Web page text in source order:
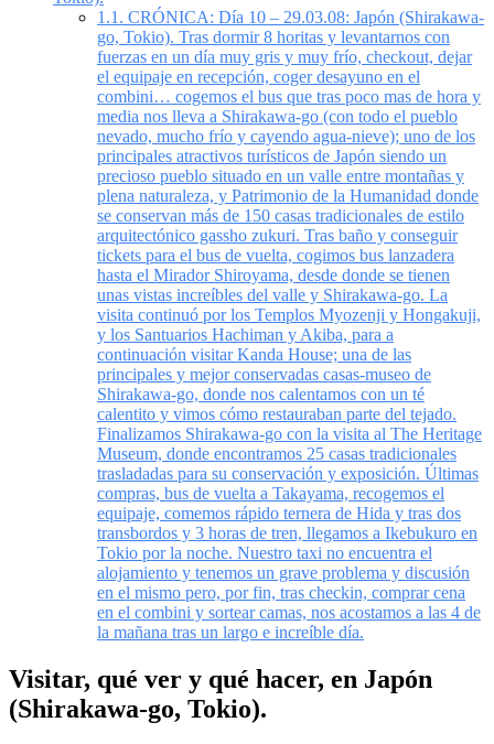
1.1. CRÓNICA: Día 10 – 29.03.08: Japón (Shirakawa-
go, Tokio). Tras dormir 8 horitas y levantarnos con
fuerzas en un día muy gris y muy frío, checkout, dejar
el equipaje en recepción, coger desayuno en el
combini… cogemos el bus que tras poco mas de hora y
media nos lleva a Shirakawa-go (con todo el pueblo
nevado, mucho frío y cayendo agua-nieve); uno de los
principales atractivos turísticos de Japón siendo un
precioso pueblo situado en un valle entre montañas y
plena naturaleza, y Patrimonio de la Humanidad donde
se conservan más de 150 casas tradicionales de estilo
arquitectónico gassho zukuri. Tras baño y conseguir
tickets para el bus de vuelta, cogimos bus lanzadera
hasta el Mirador Shiroyama, desde donde se tienen
unas vistas increíbles del valle y Shirakawa-go. La
visita continuó por los Templos Myozenji y Hongakuji,
y los Santuarios Hachiman y Akiba, para a
continuación visitar Kanda House; una de las
principales y mejor conservadas casas-museo de
Shirakawa-go, donde nos calentamos con un té
calentito y vimos cómo restauraban parte del tejado.
Finalizamos Shirakawa-go con la visita al The Heritage
Museum, donde encontramos 25 casas tradicionales
trasladadas para su conservación y exposición. Últimas
compras, bus de vuelta a Takayama, recogemos el
equipaje, comemos rápido ternera de Hida y tras dos
transbordos y 3 horas de tren, llegamos a Ikebukuro en
Tokio por la noche. Nuestro taxi no encuentra el
alojamiento y tenemos un grave problema y discusión
en el mismo pero, por fin, tras checkin, comprar cena
en el combini y sortear camas, nos acostamos a las 4 de
la mañana tras un largo e increíble día.
Visitar, qué ver y qué hacer, en Japón
(Shirakawa-go, Tokio).